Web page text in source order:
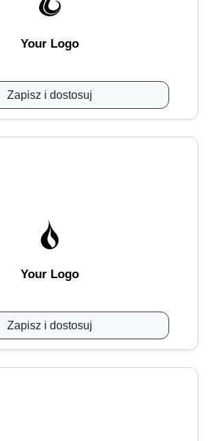
Your Logo
Zapisz i dostosuj
Your Logo
Zapisz i dostosuj